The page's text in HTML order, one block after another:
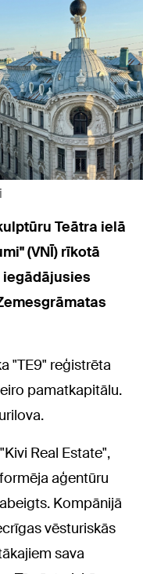
Teātra ielā
(VNĪ) rīkotā
iegādājusies
"TE9" reģistrēta
pamatkapitālu.
Real Estate",
aģentūru
Kompānijā
vēsturiskās
sava